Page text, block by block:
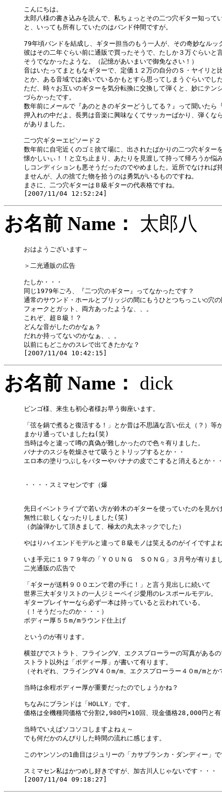
こんにちは。
太郎八様の書き込みを読んで、私ちょっとその二つ穴ギター知って
と、いっても所有していたのはバンド仲間ですが。
79年頃バンドを結成し、ギター担当のもう一人が、その奇妙なルッ
彼はその二年ぐらい前に通販で買ったそうで、たしか３万ぐらいと
そうでなかったような。（記憶があいまいで御免なさい！）
音はいたってまともなギターで、定価１２万の自分のＳ・ヤイリと
とか、ある音域では凌いでいるかもとすら思ってしまうぐらいでし
ただ、時々お互いのギターを気分転換に交換して弾くと、妙にテン
づらかったです。
数年前にメールで『あのときのギターどうしてる？』って聞いたら
押入れの中だよ。長男は音楽に興味なくてサッカーばかり、弾くな
がありました。
二つ穴ギターエピソード２
数年前に自宅近くのゴミ捨て場に、出されたばかりの二つ穴ギター
懐かしいぃ！！と立ち止まり、あたりを見渡して持って帰ろうか悩
しコンディションも悪そうだったのでやめました。近所でなければ
ませんが、人の捨てた物を拾うのは勇気がいるものですね。
まさに、二つ穴ギターはＢ級ギターの代表格ですね。
お名前 Name： 太郎
おはようございます～
＞二光通販の広告
たしか・・・
同じ1979年ごろ、『二つ穴のギター』ってなかったです？
通常のサウンド・ホールとブリッジの間にもうひとつちっこい○穴
フォークとガット、両方あったような、、。
これぞ、超Ｂ級！？
どんな音がしたのかなぁ？
だれか持ってないのかなぁ、、。
以前にもどこかのスレで出てきたかな？
お名前 Name： dick
ビンゴ様、来生も初心者様お早う御座います。
「弦を鍋で煮ると復活する！」とか昔は不思議な言い伝え（？）等
まかり通っていましたね(笑)
当時は今と違って噂の真偽が難しかったので色々有りました。
バナナのスジを乾燥させて吸うとトリップするとか・・
エロ本の塗りつぶしをバターやバナナの皮でこすると消えるとか・
・・・・スミマセンです（爆
先日イベントライブで若い方が鈴木のギターを使っていたのを見か
無性に欲しくなったりしました(笑)
（勿論弾かして頂きまして、極太の丸太ネックでした）
やはりハイエンドモデルと違ってＢ級モノは笑えるのがイイですよ
いま手元に１９７９年の「ＹＯＵＮＧ　ＳＯＮＧ」３月号が有りま
二光通販の広告で
「ギターが送料９００エンで君の手に！」と言う見出しに続いて
世界三大ギタリストの一人ジミーペイジ愛用のレスポールモデル。
ギタープレイヤーなら必ず一本は持っていると云われている。
（！そうだったのか・・・）
ボディー厚５５m/mラウンド仕上げ
というのが有ります。
横並びでストラト、フライングV、エクスプローラーの写真がある
ストラト以外は「ボディー厚」が書いて有ります。
（それぞれ、フライングV４０m/m、エクスプローラー４０m/mとか
当時は余程ボディー厚が重要だったのでしょうかね？
ちなみにブランドは「HOLLY」です。
価格は全機種同価格で分割2,980円×10回、現金価格28,000円と有
当時でいえばソコソコしますよねぇ～
でも何だかのんびりした時間の流れに感じます。
このヤンソンの1曲目はジュリーの「カサブランカ・ダンディー」
スミマセン私はかつめし好きですが、加古川人じゃないです・・・